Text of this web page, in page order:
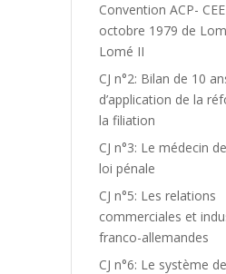
Convention ACP-
octobre 1979 de
Lomé II
CJ n°2: Bilan de 10
d’application de la
la filiation
CJ n°3: Le médecin
loi pénale
CJ n°5: Les relations
commerciales et
franco-allemandes
CJ n°6: Le système